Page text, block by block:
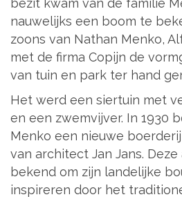
bezit kwam van de familie
nauwelijks een boom te
zoons van Nathan Menko,
met de firma Copijn de
van tuin en park ter hand
Het werd een siertuin met
en een zwemvijver. In 1930
Menko een nieuwe
van architect Jan Jans.
bekend om zijn landelijke
inspireren door het